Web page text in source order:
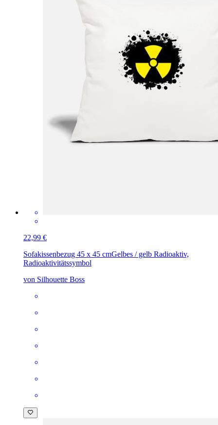
22,99 €
Sofakissenbezug 45 x 45 cmGelbes / gelb Radioaktiv,
Radioaktivitätssymbol
von Silhouette Boss